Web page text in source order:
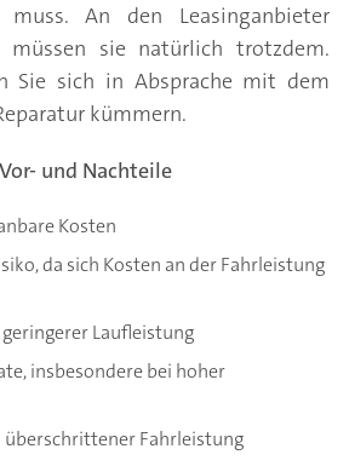
An den Leasinganbieter
müssen sie natürlich trotzdem.
Sie sich in Absprache mit dem
kümmern.
und Nachteile
Kosten
da sich Kosten an der Fahrleistung
Laufleistung
insbesondere bei hoher
überschrittener Fahrleistung